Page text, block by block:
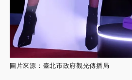
圖片來源：臺北市政府觀光傳播局